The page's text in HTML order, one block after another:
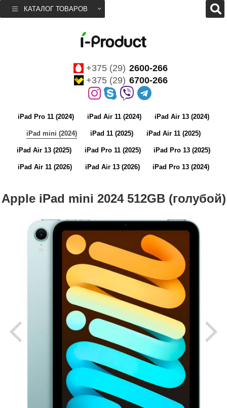
КАТАЛОГ ТОВАРОВ
+375 (29) 2600-266
+375 (29) 6700-266
iPad Pro 11 (2024) iPad Air 11 (2024) iPad Air 13 (2024)
iPad mini (2024) iPad 11 (2025) iPad Air 11 (2025)
iPad Air 13 (2025) iPad Pro 11 (2025) iPad Pro 13 (2025)
iPad Air 11 (2026) iPad Air 13 (2026) iPad Pro 13 (2024)
Apple iPad mini 2024 512GB (голубой)